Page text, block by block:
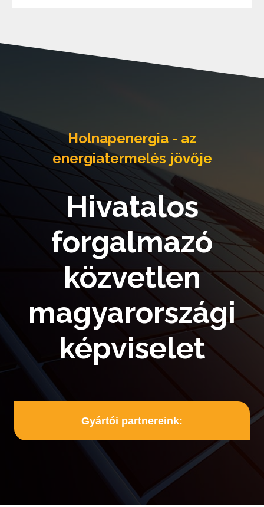
Holnapenergia - az
energiatermelés jövője
Hivatalos
forgalmazó
közvetlen
magyarországi
képviselet
Gyártói partnereink: